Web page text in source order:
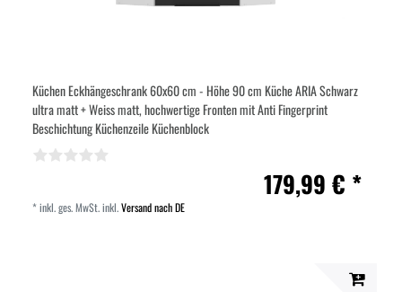
Küchen Eckhängeschrank 60x60 cm - Höhe 90 cm Küche ARIA Schwarz
ultra matt + Weiss matt, hochwertige Fronten mit Anti Fingerprint
Beschichtung Küchenzeile Küchenblock
179,99 € *
*inkl. ges. MwSt.inkl.Versand nach DE